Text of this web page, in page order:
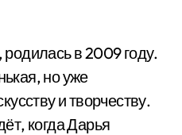
в 2009 году.
но уже
и творчеству.
когда Дарья